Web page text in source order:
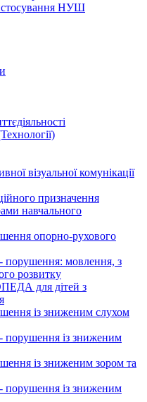
НУШ
візуальної комунікації
призначення
навчального
опорно-рухового
порушення: мовлення, з
розвитку
для дітей з
із зниженим слухом
порушення із зниженим
із зниженим зором та
порушення із зниженим